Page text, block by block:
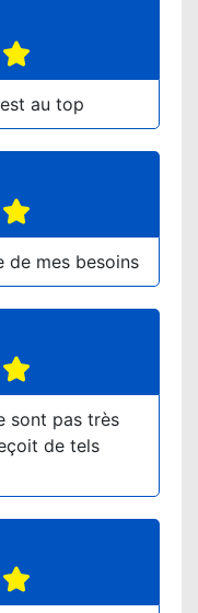
au top
de mes besoins
sont pas très
de tels